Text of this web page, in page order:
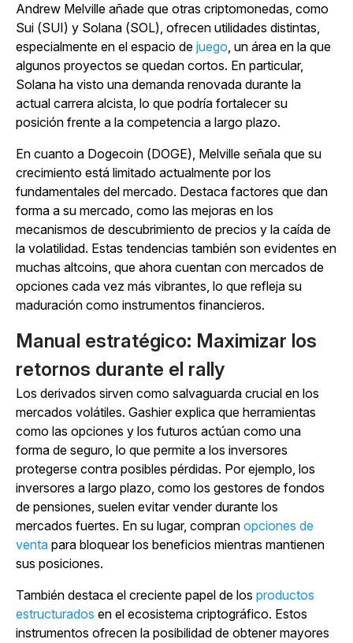
Andrew Melville añade que otras criptomonedas, como
Sui (SUI) y Solana (SOL), ofrecen utilidades distintas,
especialmente en el espacio de juego, un área en la que
algunos proyectos se quedan cortos. En particular,
Solana ha visto una demanda renovada durante la
actual carrera alcista, lo que podría fortalecer su
posición frente a la competencia a largo plazo.
En cuanto a Dogecoin (DOGE), Melville señala que su
crecimiento está limitado actualmente por los
fundamentales del mercado. Destaca factores que dan
forma a su mercado, como las mejoras en los
mecanismos de descubrimiento de precios y la caída de
la volatilidad. Estas tendencias también son evidentes en
muchas altcoins, que ahora cuentan con mercados de
opciones cada vez más vibrantes, lo que refleja su
maduración como instrumentos financieros.
Manual estratégico: Maximizar los
retornos durante el rally
Los derivados sirven como salvaguarda crucial en los
mercados volátiles. Gashier explica que herramientas
como las opciones y los futuros actúan como una
forma de seguro, lo que permite a los inversores
protegerse contra posibles pérdidas. Por ejemplo, los
inversores a largo plazo, como los gestores de fondos
de pensiones, suelen evitar vender durante los
mercados fuertes. En su lugar, compran opciones de
venta para bloquear los beneficios mientras mantienen
sus posiciones.
También destaca el creciente papel de los productos
estructurados en el ecosistema criptográfico. Estos
instrumentos ofrecen la posibilidad de obtener mayores